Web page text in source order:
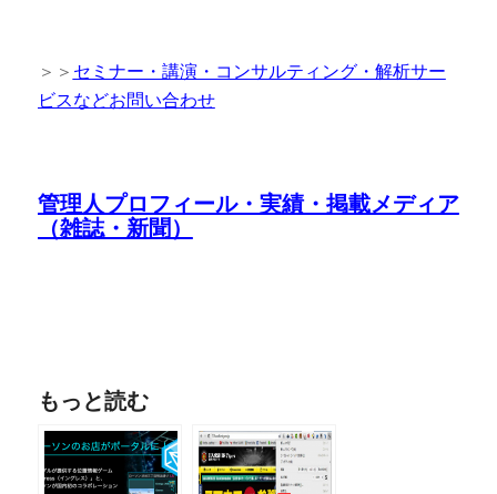
＞＞ セミナー・講演・コンサルティング・解析サー
ビスなどお問い合わせ
管理人プロフィール・実績・掲載メディア
（雑誌・新聞）
もっと読む